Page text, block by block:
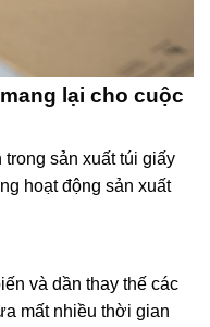
lại cho cuộc
sản xuất túi giấy
hoạt động sản xuất
và dần thay thế các
mất nhiều thời gian